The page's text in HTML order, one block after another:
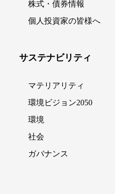
株式・債券情報
個人投資家の皆様へ
サステナビリティ
マテリアリティ
環境ビジョン2050
環境
社会
ガバナンス